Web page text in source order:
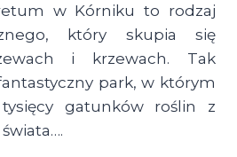
w Kórniku to rodzaj
który skupia się
i krzewach. Tak
park, w którym
gatunków roślin z